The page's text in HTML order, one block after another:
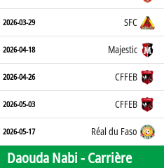
2026-03-29 SFC
2026-04-18 Majestic
2026-04-26 CFFEB
2026-05-03 CFFEB
2026-05-17 Réal du Faso
Daouda Nabi -Carrière